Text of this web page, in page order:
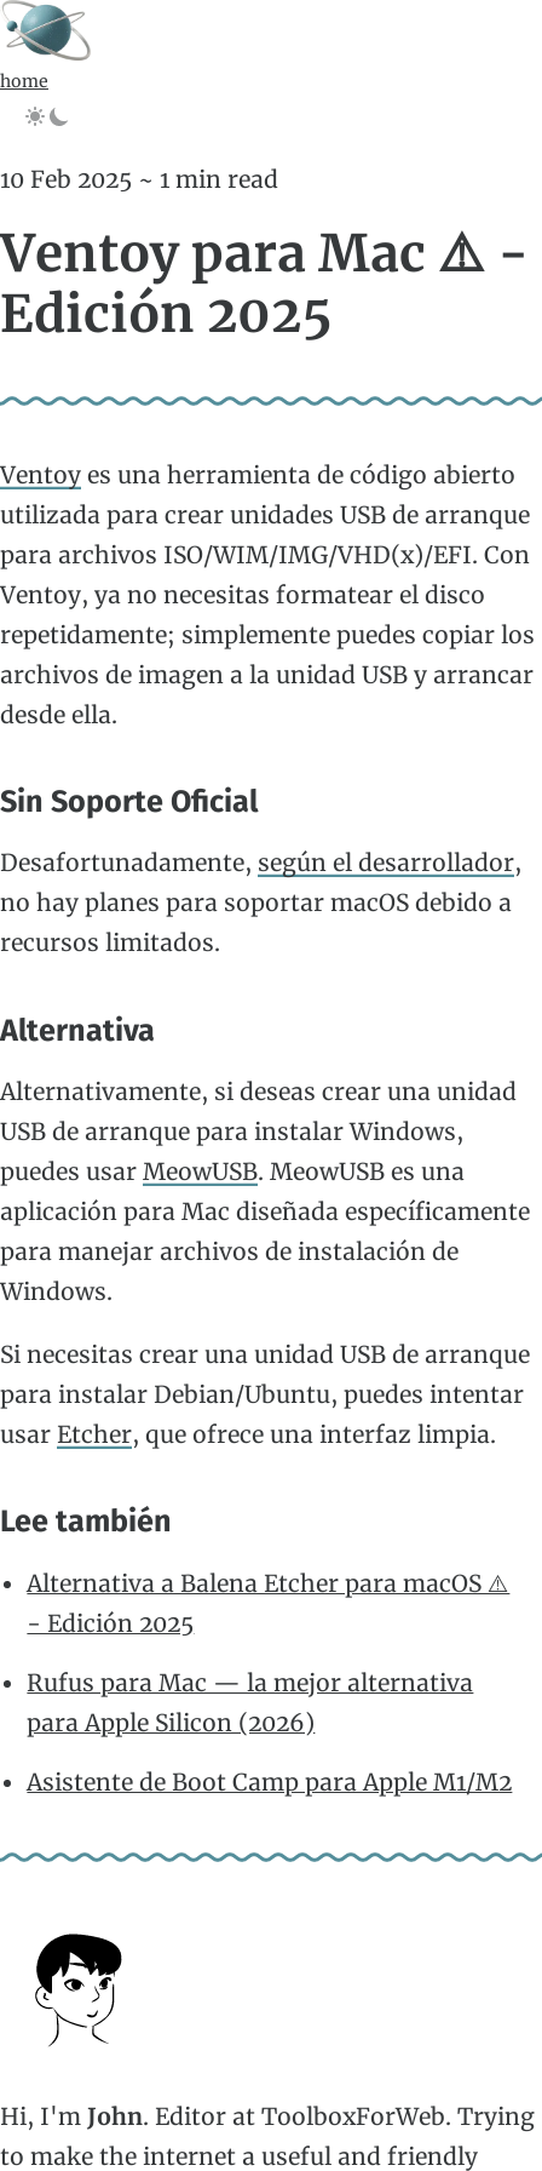
home
10 Feb 2025 ~ 1 min read
Ventoy para Mac ⚠️ -
Edición 2025
Ventoy es una herramienta de código abierto
utilizada para crear unidades USB de arranque
para archivos ISO/WIM/IMG/VHD(x)/EFI. Con
Ventoy, ya no necesitas formatear el disco
repetidamente; simplemente puedes copiar los
archivos de imagen a la unidad USB y arrancar
desde ella.
Sin Soporte Oficial
Desafortunadamente, según el desarrollador,
no hay planes para soportar macOS debido a
recursos limitados.
Alternativa
Alternativamente, si deseas crear una unidad
USB de arranque para instalar Windows,
puedes usar MeowUSB. MeowUSB es una
aplicación para Mac diseñada específicamente
para manejar archivos de instalación de
Windows.
Si necesitas crear una unidad USB de arranque
para instalar Debian/Ubuntu, puedes intentar
usar Etcher, que ofrece una interfaz limpia.
Lee también
Alternativa a Balena Etcher para macOS ⚠️
- Edición 2025
Rufus para Mac — la mejor alternativa
para Apple Silicon (2026)
Asistente de Boot Camp para Apple M1/M2
Hi, I'm John. Editor at ToolboxForWeb. Trying
to make the internet a useful and friendly